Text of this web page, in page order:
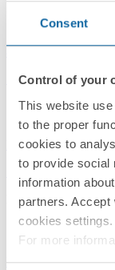
Consent
Control of your
This website
to the proper
cookies to
to provide social
information
partners.
cookies settings.
For more
Sensor crepuscular
Blanco
Simon Sensor Pro
PRÓXIMOS
¿Te ha surgido
PedirAsistencia